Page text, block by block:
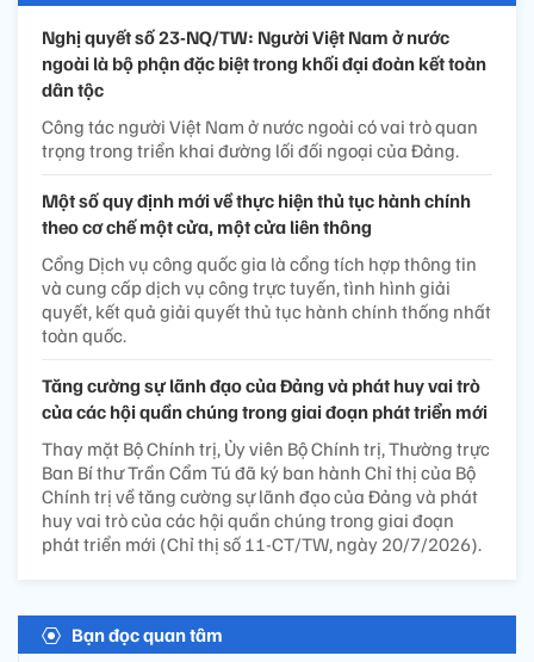
Nghị quyết số 23-NQ/TW: Người Việt Nam ở nước
ngoài là bộ phận đặc biệt trong khối đại đoàn kết toàn
dân tộc
Công tác người Việt Nam ở nước ngoài có vai trò quan
trọng trong triển khai đường lối đối ngoại của Đảng.
Một số quy định mới về thực hiện thủ tục hành chính
theo cơ chế một cửa, một cửa liên thông
Cổng Dịch vụ công quốc gia là cổng tích hợp thông tin
và cung cấp dịch vụ công trực tuyến, tình hình giải
quyết, kết quả giải quyết thủ tục hành chính thống nhất
toàn quốc.
Tăng cường sự lãnh đạo của Đảng và phát huy vai trò
của các hội quần chúng trong giai đoạn phát triển mới
Thay mặt Bộ Chính trị, Ủy viên Bộ Chính trị, Thường trực
Ban Bí thư Trần Cẩm Tú đã ký ban hành Chỉ thị của Bộ
Chính trị về tăng cường sự lãnh đạo của Đảng và phát
huy vai trò của các hội quần chúng trong giai đoạn
phát triển mới (Chỉ thị số 11-CT/TW, ngày 20/7/2026).
Bạn đọc quan tâm